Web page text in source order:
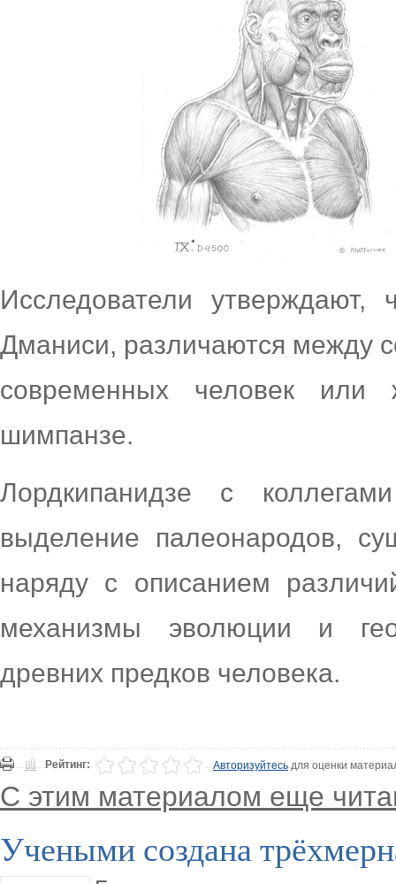
Исследователи
Дманиси, различаются между
современных человек или
шимпанзе.
Лордкипанидзе с
выделение палеонародов,
наряду с описанием
механизмы эволюции и
древних предков человека.
Рейтинг: Авторизуйтесьдля оценки
С этим материалом еще
Учеными создана